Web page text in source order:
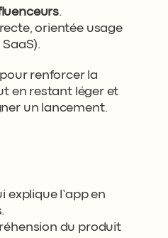
.
orientée usage
en restant léger et
un lancement.
explique l’app en
du produit